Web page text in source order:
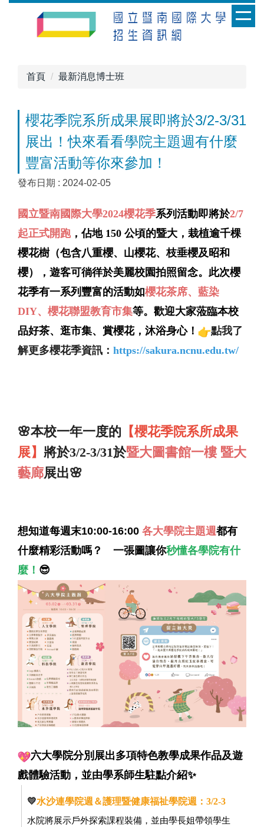
首頁 最新消息博士班
櫻花季院系所成果展即將於3/2-3/31
展出！快來看看學院主題週有什麼
豐富活動等你來參加！
發布日期 : 2024-02-05
國立暨南國際大學2024櫻花季系列活動即將於2/7
起正式開跑 ，佔地 150 公頃的暨大，栽植逾千棵
櫻花樹（包含八重櫻、山櫻花、枝垂櫻及昭和
櫻），遊客可徜徉於美麗校園拍照留念。 此次櫻
花季有一系列豐富的活動如櫻花茶席、藍染
DIY、 櫻花聯盟教育市集等。歡迎大家蒞臨本校
品好茶、逛市集、賞櫻花，沐浴身心！
點我了
解更多櫻花季資訊： https://sakura.ncnu.edu.tw/
🌸本校一年一度的 【櫻花季院系所成果
展】 將於3/2-3/31於暨大圖書館一樓 暨大
藝廊展出🌸
想知道每週末10:00-16:00 各大學院主題週都有
什麼精彩活動嗎？ 一張圖讓你秒懂各學院有什
麼！ 😎
六大學院分別展出多項特色教學成果作品及遊
戲體驗活動， 並由學系師生駐點介紹✨
💛水沙連學院週＆護理暨健康福祉學院週：3/2-3
水院將展示戶外探索課程裝備，並由學長姐帶領學生